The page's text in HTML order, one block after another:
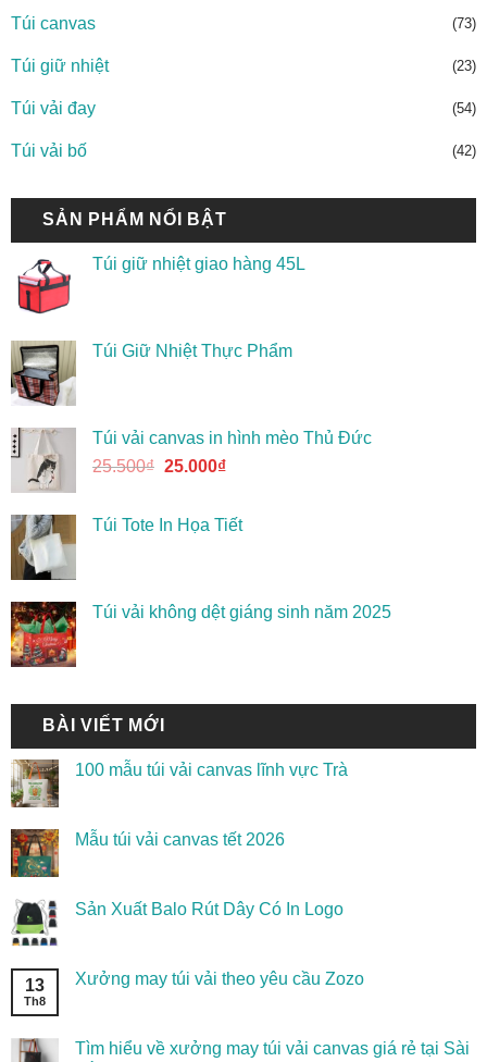
Túi canvas (73)
Túi giữ nhiệt (23)
Túi vải đay (54)
Túi vải bố (42)
SẢN PHẨM NỔI BẬT
Túi giữ nhiệt giao hàng 45L
Túi Giữ Nhiệt Thực Phẩm
Túi vải canvas in hình mèo Thủ Đức
25.500₫ 25.000₫
Túi Tote In Họa Tiết
Túi vải không dệt giáng sinh năm 2025
BÀI VIẾT MỚI
100 mẫu túi vải canvas lĩnh vực Trà
Mẫu túi vải canvas tết 2026
Sản Xuất Balo Rút Dây Có In Logo
13
Th8
Xưởng may túi vải theo yêu cầu Zozo
Tìm hiểu về xưởng may túi vải canvas giá rẻ tại Sài